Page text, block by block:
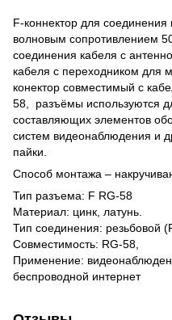
F-коннектор для соединения
волновым сопротивлением
соединения кабеля с
кабеля с переходником для
конектор совместимый с
58, разъёмы используются
составляющих элементов
систем видеонаблюдения и
пайки.
Способ монтажа –
Тип разъема: F RG-58
Материал: цинк, латунь.
Тип соединения: резьбовой
Совместимость: RG-58,
Применение:
беспроводной интернет